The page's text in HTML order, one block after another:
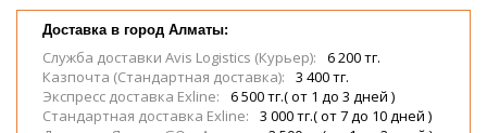
Доставка в город Алматы:
Служба доставки Avis Logistics (Курьер):
6 200 тг.
Казпочта (Стандартная доставка):
3 400 тг.
Экспресс доставка Exline:
6 500 тг.( от 1 до 3 дней )
Стандартная доставка Exline:
3 000 тг.( от 7 до 10 дней )